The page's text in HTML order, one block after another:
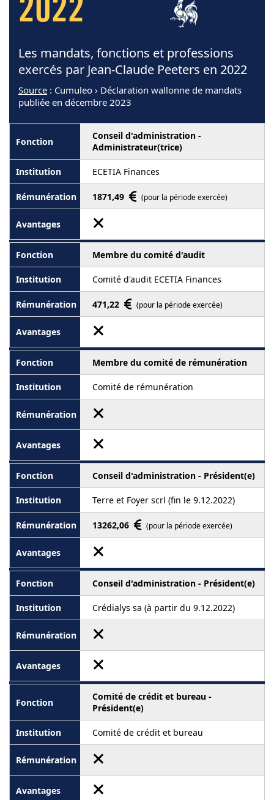
2022
Les mandats, fonctions et professions
exercés par Jean-Claude Peeters en 2022
Source : Cumuleo › Déclaration wallonne de mandats
publiée en décembre 2023
Conseil d'administration -
Administrateur(trice)
ECETIA Finances
1871,49 (pour la période exercée)
Membre du comité d'audit
Comité d'audit ECETIA Finances
471,22 (pour la période exercée)
Membre du comité de rémunération
Comité de rémunération
Conseil d'administration - Président(e)
Terre et Foyer scrl (fin le 9.12.2022)
13262,06 (pour la période exercée)
Conseil d'administration - Président(e)
Crédialys sa (à partir du 9.12.2022)
Comité de crédit et bureau -
Président(e)
Comité de crédit et bureau